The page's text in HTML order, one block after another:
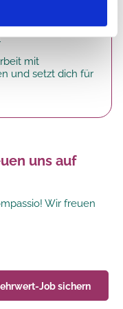
Altenpflege
dementen
mit
und setzt dich für
uns auf
Wir freuen
Jobsichern